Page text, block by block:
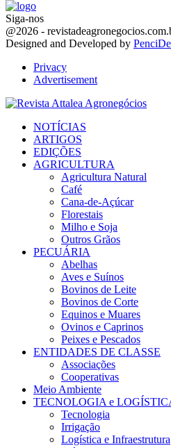
Siga-nos
Facebook
Twitter
Instagram
Linkedin
Youtube
Email
@2026 -
Designed and Developed by
Privacy
Advertisement
NOTÍCIAS
ARTIGOS
EDIÇÕES
AGRICULTURA
Agricultura Natural
Café
Cana-de-Açúcar
Florestais
Milho e Soja
Outros Grãos
PECUÁRIA
Abelhas
Aves e Suínos
Bovinos de Leite
Bovinos de Corte
Equinos e Muares
Ovinos e Caprinos
Peixes e Pescados
ENTIDADES DE CLASSE
Associações
Cooperativas
Meio Ambiente
TECNOLOGIA e
Tecnologia
Irrigação
Logística e Infraestrutura